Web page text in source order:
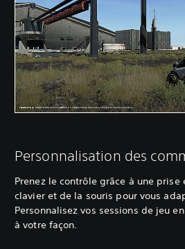
Personnalisation des
Prenez le contrôle grâce à une
clavier et de la souris pour vous
Personnalisez vos sessions de jeu
à votre façon.